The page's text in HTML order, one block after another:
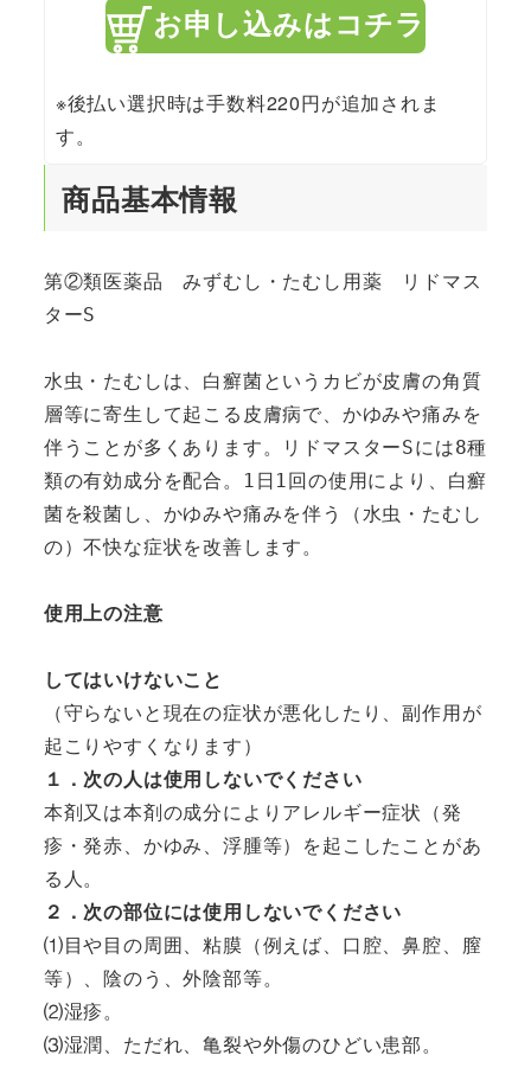
お申し込みはコチラ
※後払い選択時は手数料220円が追加されま
す。
商品基本情報
第②類医薬品　みずむし・たむし用薬　リドマス
ターS
水虫・たむしは、白癬菌というカビが皮膚の角質
層等に寄生して起こる皮膚病で、かゆみや痛みを
伴うことが多くあります。リドマスターSには8種
類の有効成分を配合。1日1回の使用により、白癬
菌を殺菌し、かゆみや痛みを伴う（水虫・たむし
の）不快な症状を改善します。
使用上の注意
してはいけないこと
（守らないと現在の症状が悪化したり、副作用が
１．次の人は使用しないでください
本剤又は本剤の成分によりアレルギー症状（発
疹・発赤、かゆみ、浮腫等）を起こしたことがあ
２．次の部位には使用しないでください
⑴目や目の周囲、粘膜（例えば、口腔、鼻腔、膣
等）、陰のう、外陰部等。
⑵湿疹。
⑶湿潤、ただれ、亀裂や外傷のひどい患部。